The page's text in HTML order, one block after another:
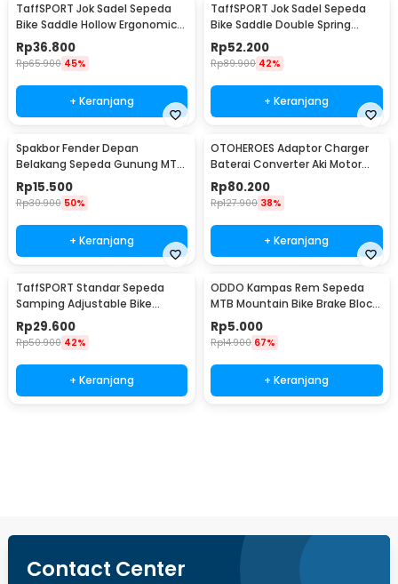
TaffSPORT Jok Sadel Sepeda
Bike Saddle Hollow Ergonomic
Breathable - YF-1034
Rp36.800
Rp65.900 45%
+ Keranjang
TaffSPORT Jok Sadel Sepeda
Bike Saddle Double Spring
Shock Absorber - ZF15
Rp52.200
Rp89.900 42%
+ Keranjang
Spakbor Fender Depan
Belakang Sepeda Gunung MTB
- HF0034300
Rp15.500
Rp30.900 50%
+ Keranjang
OTOHEROES Adaptor Charger
Baterai Converter Aki Motor
Skuter 48V 20Ah - YF2021-12
Rp80.200
Rp127.900 38%
+ Keranjang
TaffSPORT Standar Sepeda
Samping Adjustable Bike
Kickstand 34-39cm - Z50
Rp29.600
Rp50.900 42%
+ Keranjang
ODDO Kampas Rem Sepeda
MTB Mountain Bike Brake Block
70mm 2 PCS - B39
Rp5.000
Rp14.900 67%
+ Keranjang
Contact Center